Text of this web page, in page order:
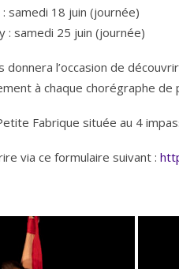
samedi 18 juin (journée)
: samedi 25 juin (journée)
donnera l’occasion de
à chaque chorégraphe de
Fabrique située au 4
via ce formulaire suivant :